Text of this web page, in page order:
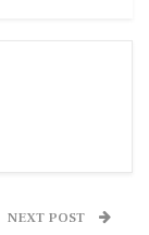
NEXT POST